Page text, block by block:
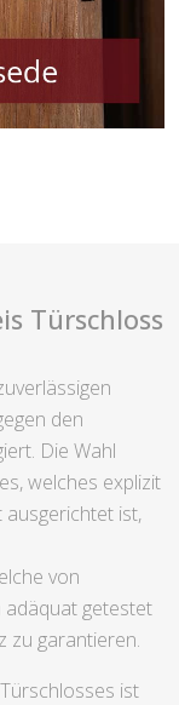
Türschloss
den
Die Wahl
welches explizit
ist,
von
adäquat getestet
zu garantieren.
ist